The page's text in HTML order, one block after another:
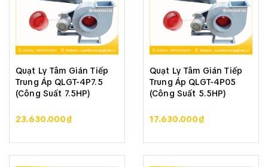
Quạt Ly Tâm Gián Tiếp
Trung Áp QLGT-4P7.5
(Công Suất 7.5HP)
23.630.000₫
Quạt Ly Tâm Gián Tiếp
Trung Áp QLGT-4P05
(Công Suất 5.5HP)
17.630.000₫